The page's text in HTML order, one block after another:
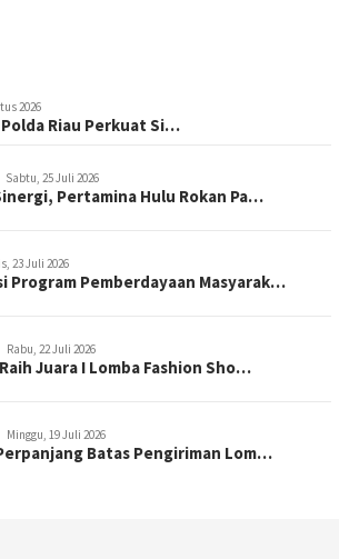
2026
Polda Riau Perkuat Si…
Sabtu, 25 Juli 2026
Pertamina Hulu Rokan Pa…
23 Juli 2026
Program Pemberdayaan Masyarak…
Rabu, 22 Juli 2026
Raih Juara I Lomba Fashion Sho…
Minggu, 19 Juli 2026
Batas Pengiriman Lom…